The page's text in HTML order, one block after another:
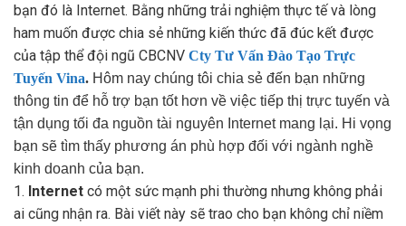
bạn đó là Internet. Bằng những trải nghiệm thực tế và lòng
ham muốn được chia sẻ những kiến thức đã đúc kết được
của tập thể đội ngũ CBCNV Cty Tư Vấn Đào Tạo Trực
Tuyến Vina. Hôm nay chúng tôi chia sẻ đến bạn những
thông tin để hỗ trợ bạn tốt hơn về việc tiếp thị trực tuyến và
tận dụng tối đa nguồn tài nguyên Internet mang lại. Hi vọng
bạn sẽ tìm thấy phương án phù hợp đối với ngành nghề
kinh doanh của bạn.
1. Internet có một sức mạnh phi thường nhưng không phải
ai cũng nhận ra. Bài viết này sẽ trao cho bạn không chỉ niềm